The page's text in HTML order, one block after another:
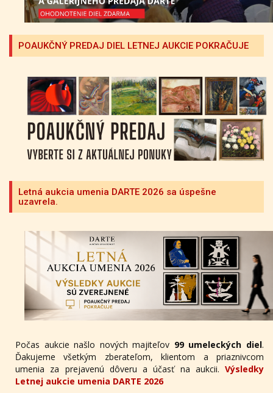
POAUKČNÝ PREDAJ DIEL LETNEJ AUKCIE POKRAČUJE
Letná aukcia umenia DARTE 2026 sa úspešne
uzavrela.
Počas aukcie našlo nových majiteľov 99 umeleckých diel.
Ďakujeme všetkým zberateľom, klientom a priaznivcom
umenia za prejavenú dôveru a účasť na aukcii. Výsledky
Letnej aukcie umenia DARTE 2026